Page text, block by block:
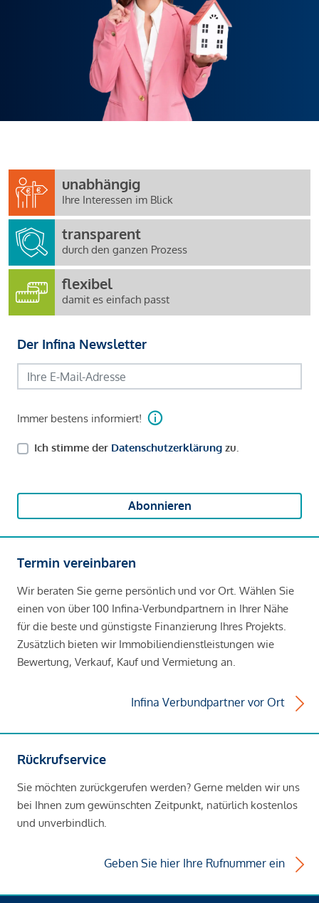
unabhängig
Ihre Interessen im Blick
transparent
durch den ganzen Prozess
flexibel
damit es einfach passt
Der Infina Newsletter
Immer bestens informiert!
Ich stimme der Datenschutzerklärung zu.
Abonnieren
Termin vereinbaren
Wir beraten Sie gerne persönlich und vor Ort. Wählen Sie
einen von über 100 Infina-Verbundpartnern in Ihrer Nähe
für die beste und günstigste Finanzierung Ihres Projekts.
Zusätzlich bieten wir Immobiliendienstleistungen wie
Bewertung, Verkauf, Kauf und Vermietung an.
Infina Verbundpartner vor Ort
Rückrufservice
Sie möchten zurückgerufen werden? Gerne melden wir uns
bei Ihnen zum gewünschten Zeitpunkt, natürlich kostenlos
und unverbindlich.
Geben Sie hier Ihre Rufnummer ein